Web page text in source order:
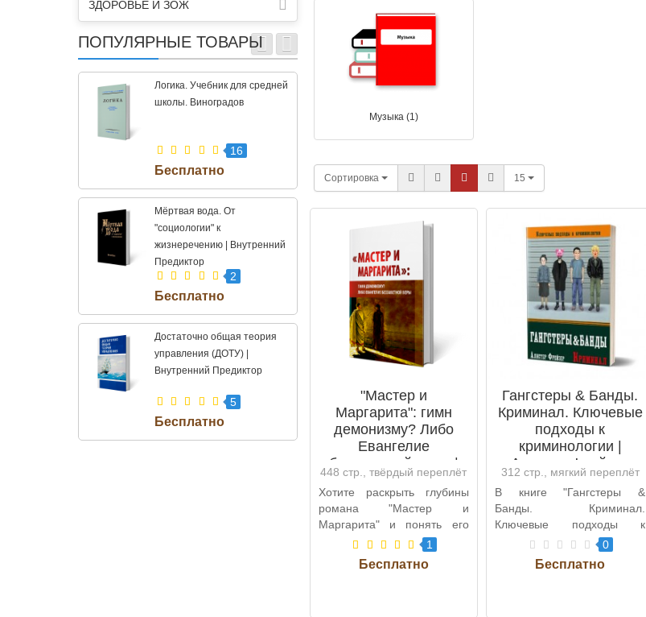
ЗДОРОВЬЕ И ЗОЖ
ПОПУЛЯРНЫЕ ТОВАРЫ
Логика. Учебник для средней
школы. Виноградов
16
Мёртвая вода. От
"социологии" к
жизнеречению | Внутренний
Предиктор
2
Достаточно общая теория
управления (ДОТУ) |
Внутренний Предиктор
5
Психология . Учебник для
Теплов
Музыка (1)
Сортировка 15
"Мастер и
Маргарита": гимн
демонизму? Либо
Евангелие
беззаветной веры |
ВП
448 стр., твёрдый переплёт
Хотите раскрыть глубины
романа "Мастер и
Маргарита" и понять его
богословские аспекты?
Интересуетесь..
1
Гангстеры & Банды.
Криминал. Ключевые
подходы к
криминологии |
Алистер Фрейзер
312 стр., мягкий переплёт
В книге "Гангстеры &
Банды. Криминал.
Ключевые подходы к
криминологии", автор
Алистер Фрейзер пр..
0